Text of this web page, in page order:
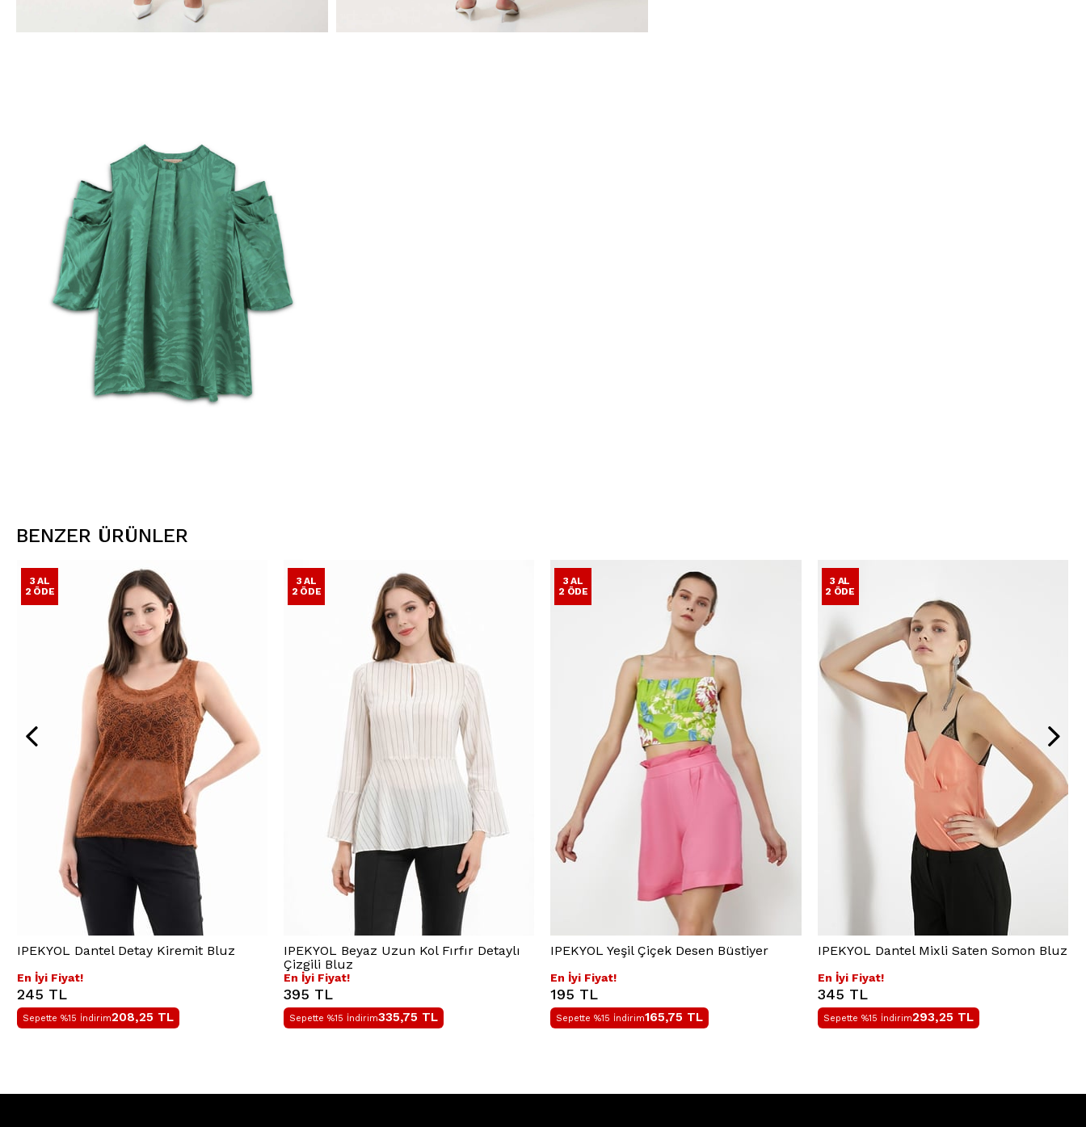
BENZER ÜRÜNLER
3 AL
2 ÖDE
IPEKYOL Dantel Detay Kiremit Bluz
En İyi Fiyat!
245 TL
Sepette %15 İndirim208,25 TL
3 AL
2 ÖDE
IPEKYOL Beyaz Uzun Kol Fırfır Detaylı
Çizgili Bluz
En İyi Fiyat!
395 TL
Sepette %15 İndirim335,75 TL
3 AL
2 ÖDE
IPEKYOL Yeşil Çiçek Desen Büstiyer
En İyi Fiyat!
195 TL
Sepette %15 İndirim165,75 TL
3 AL
2 ÖDE
IPEKYOL Dantel Mixli Saten Somon Bluz
En İyi Fiyat!
345 TL
Sepette %15 İndirim293,25 TL